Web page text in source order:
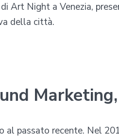
Art Night a Venezia,
della città.
al passato recente. Nel